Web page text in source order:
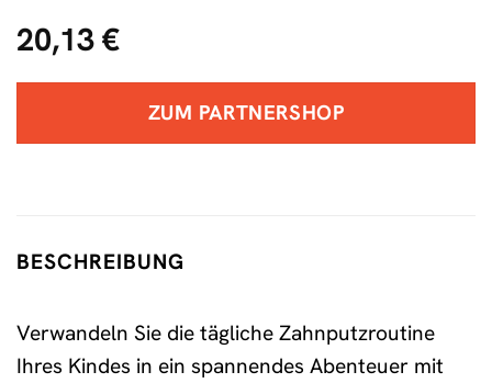
20,13€
ZUM PARTNERSHOP
BESCHREIBUNG
Verwandeln Sie die tägliche Zahnputzroutine
Ihres Kindes in ein spannendes Abenteuer mit